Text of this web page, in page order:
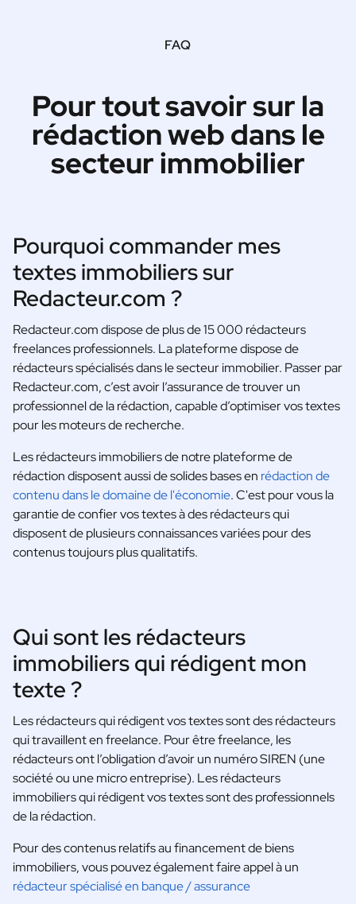
FAQ
Pour tout savoir sur la
rédaction web dans le
secteur immobilier
Pourquoi commander mes
textes immobiliers sur
Redacteur.com ?
Redacteur.com dispose de plus de 15 000 rédacteurs
freelances professionnels. La plateforme dispose de
rédacteurs spécialisés dans le secteur immobilier. Passer par
Redacteur.com, c’est avoir l’assurance de trouver un
professionnel de la rédaction, capable d’optimiser vos textes
pour les moteurs de recherche.
Les rédacteurs immobiliers de notre plateforme de
rédaction disposent aussi de solides bases en rédaction de
contenu dans le domaine de l'économie. C'est pour vous la
garantie de confier vos textes à des rédacteurs qui
disposent de plusieurs connaissances variées pour des
contenus toujours plus qualitatifs.
Qui sont les rédacteurs
immobiliers qui rédigent mon
texte ?
Les rédacteurs qui rédigent vos textes sont des rédacteurs
qui travaillent en freelance. Pour être freelance, les
rédacteurs ont l’obligation d’avoir un numéro SIREN (une
société ou une micro entreprise). Les rédacteurs
immobiliers qui rédigent vos textes sont des professionnels
de la rédaction.
Pour des contenus relatifs au financement de biens
immobiliers, vous pouvez également faire appel à un
rédacteur spécialisé en banque / assurance